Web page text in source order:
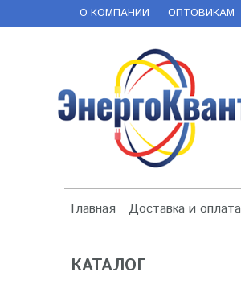
О КОМПАНИИ ОПТОВИКАМ
Главная Доставка и оплата
КАТАЛОГ